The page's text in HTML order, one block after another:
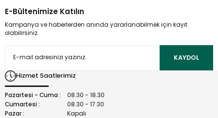
kullanarak tarafımıza iletebilirsiniz.
Görüş ve önerileriniz için teşekkür ederiz.
Ürün açıklamasında eksik bilgiler bulunuyor.
Bu ürüne benzer farklı alternatifler olmalı.
E-Bültenimize Katılın
Kampanya ve haberlerden anında yararlanabilmek için kayıt
olabilirsiniz.
KAYDOL
Hizmet Saatlerimiz
Pazartesi - Cuma :
08.30 - 18.30
Cumartesi :
08.30 - 17.30
Pazar :
Kapalı